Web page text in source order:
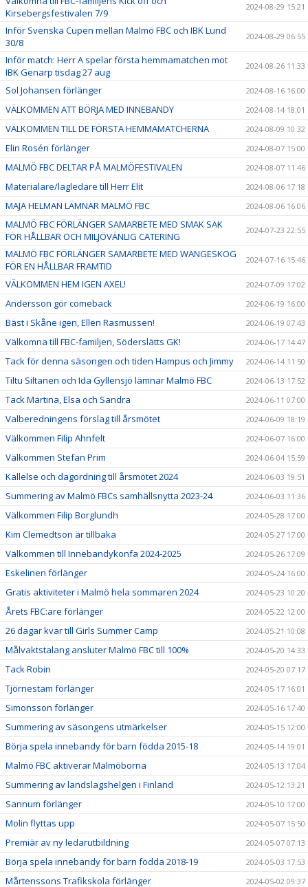
Kirsebergsfestivalen 7/9
2024-08-29 15:21
Inför Svenska Cupen mellan Malmö FBC och IBK Lund
30/8
2024-08-29 06:55
Inför match: Herr A spelar första hemmamatchen mot
IBK Genarp tisdag 27 aug
2024-08-26 11:33
Sol Johansen förlänger 2024-08-16 16:00
VÄLKOMMEN ATT BÖRJA MED INNEBANDY 2024-08-14 18:01
VÄLKOMMEN TILL DE FÖRSTA HEMMAMATCHERNA 2024-08-09 10:32
Elin Rosén förlänger 2024-08-07 15:00
MALMÖ FBC DELTAR PÅ MALMÖFESTIVALEN 2024-08-07 11:46
Materialare/lagledare till Herr Elit 2024-08-06 17:18
MAJA HELMAN LÄMNAR MALMÖ FBC 2024-08-06 16:06
MALMÖ FBC FÖRLÄNGER SAMARBETE MED SMAK SAK
FÖR HÅLLBAR OCH MILJÖVÄNLIG CATERING
2024-07-23 22:55
MALMÖ FBC FÖRLÄNGER SAMARBETE MED WANGESKOG
FÖR EN HÅLLBAR FRAMTID
2024-07-16 15:46
VÄLKOMMEN HEM IGEN AXEL! 2024-07-09 17:02
Andersson gör comeback 2024-06-19 16:00
Bäst i Skåne igen, Ellen Rasmussen! 2024-06-19 07:43
Välkomna till FBC-familjen, Söderslätts GK! 2024-06-17 14:47
Tack för denna säsongen och tiden Hampus och Jimmy 2024-06-14 11:50
Tiltu Siltanen och Ida Gyllensjö lämnar Malmö FBC 2024-06-13 17:52
Tack Martina, Elsa och Sandra 2024-06-11 07:00
Valberedningens förslag till årsmötet 2024-06-09 18:19
Välkommen Filip Ahnfelt 2024-06-07 16:00
Välkommen Stefan Prim 2024-06-04 15:59
Kallelse och dagordning till årsmötet 2024 2024-06-03 19:51
Summering av Malmö FBCs samhällsnytta 2023-24 2024-06-03 11:36
Välkommen Filip Borglundh 2024-05-28 17:00
Kim Clemedtson är tillbaka 2024-05-27 17:00
Välkommen till Innebandykonfa 2024-2025 2024-05-26 17:09
Eskelinen förlänger 2024-05-24 16:00
Gratis aktiviteter i Malmö hela sommaren 2024 2024-05-23 10:20
Årets FBC:are förlänger 2024-05-22 12:00
26 dagar kvar till Girls Summer Camp 2024-05-21 10:08
Målvaktstalang ansluter Malmö FBC till 100% 2024-05-20 14:33
Tack Robin 2024-05-20 07:17
Tjörnestam förlänger 2024-05-17 16:01
Simonsson förlänger 2024-05-16 17:40
Summering av säsongens utmärkelser 2024-05-15 12:00
Börja spela innebandy för barn födda 2015-18 2024-05-14 19:01
Malmö FBC aktiverar Malmöborna 2024-05-13 17:04
Summering av landslagshelgen i Finland 2024-05-12 13:21
Sannum förlänger 2024-05-10 17:00
Molin flyttas upp 2024-05-07 15:50
Premiär av ny ledarutbildning 2024-05-07 07:13
Börja spela innebandy för barn födda 2018-19 2024-05-03 17:53
Mårtenssons Trafikskola förlänger 2024-05-02 09:37